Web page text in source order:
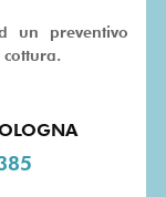
un preventivo